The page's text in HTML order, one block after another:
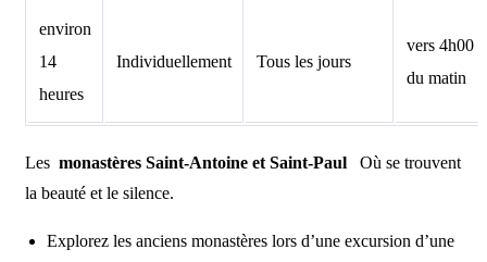
environ
14
heures
Individuellement Tous les jours
vers 4h00
du matin
Les monastères Saint-Antoine et Saint-Paul Où se trouvent
la beauté et le silence.
Explorez les anciens monastères lors d’une excursion d’une